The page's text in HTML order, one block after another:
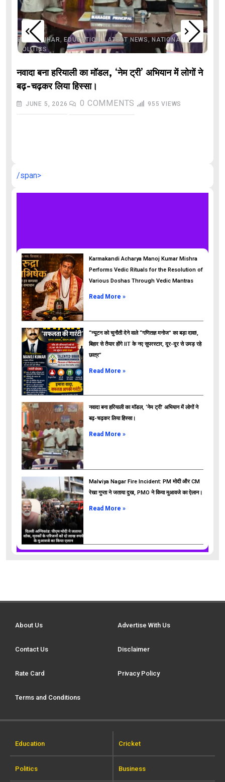
BIHAR,BIHAR, EDUCATION,LATEST NEWS,NATIONAL
POLITICS
नवादा बना हरियाली का मॉडल, ‘नेम ट्री’ अभियान में लोगों ने
बढ़-चढ़कर लिया हिस्सा।
JUNE 5, 2026 0 COMMENTS 955 VIEWS
/span>
ads
Karmakandi Acharya Manoj Kumar Mishra
Performs Vedic Rituals for the Resolution of
Various Doshas Through Vedic Mantras
Read More »
“न्यूटन को चुनौती देने वाले “गणितज्ञ मनोज” का बड़ा दावा!,
बिहार से तैयार होंगे IIT के नए सुपरस्टार, दूर-दूर से उमड़ रहे
छात्र”
Read More »
नवादा बना हरियाली का मॉडल, ‘नेम ट्री’ अभियान में लोगों ने
बढ़-चढ़कर लिया हिस्सा।
Read More »
Malviya Nagar Fire Incident: PM मोदी और CM
रेखा गुप्ता ने जताया दुख, PMO ने किया मुआवजे का ऐलान।
Read More »
About Us Advertise With Us
Contact Us Disclaimer
Rate Card Privacy Policy
Terms and Conditions
Education Cricket
Politics Business